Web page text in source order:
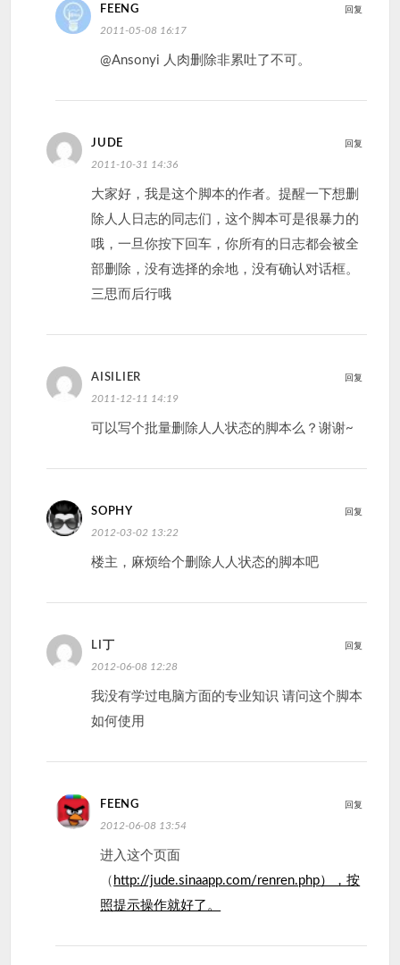
FEENG
2011-05-08 16:17
@Ansonyi 人肉删除非累吐了不可。
回复
JUDE
2011-10-31 14:36
大家好，我是这个脚本的作者。提醒一下想删
除人人日志的同志们，这个脚本可是很暴力的
哦，一旦你按下回车，你所有的日志都会被全
部删除，没有选择的余地，没有确认对话框。
三思而后行哦
回复
AISILIER
2011-12-11 14:19
可以写个批量删除人人状态的脚本么？谢谢~
回复
SOPHY
2012-03-02 13:22
楼主，麻烦给个删除人人状态的脚本吧
回复
LI丁
2012-06-08 12:28
我没有学过电脑方面的专业知识 请问这个脚本
如何使用
回复
FEENG
2012-06-08 13:54
进入这个页面
（ http://jude.sinaapp.com/renren.php），按
照提示操作就好了。
回复